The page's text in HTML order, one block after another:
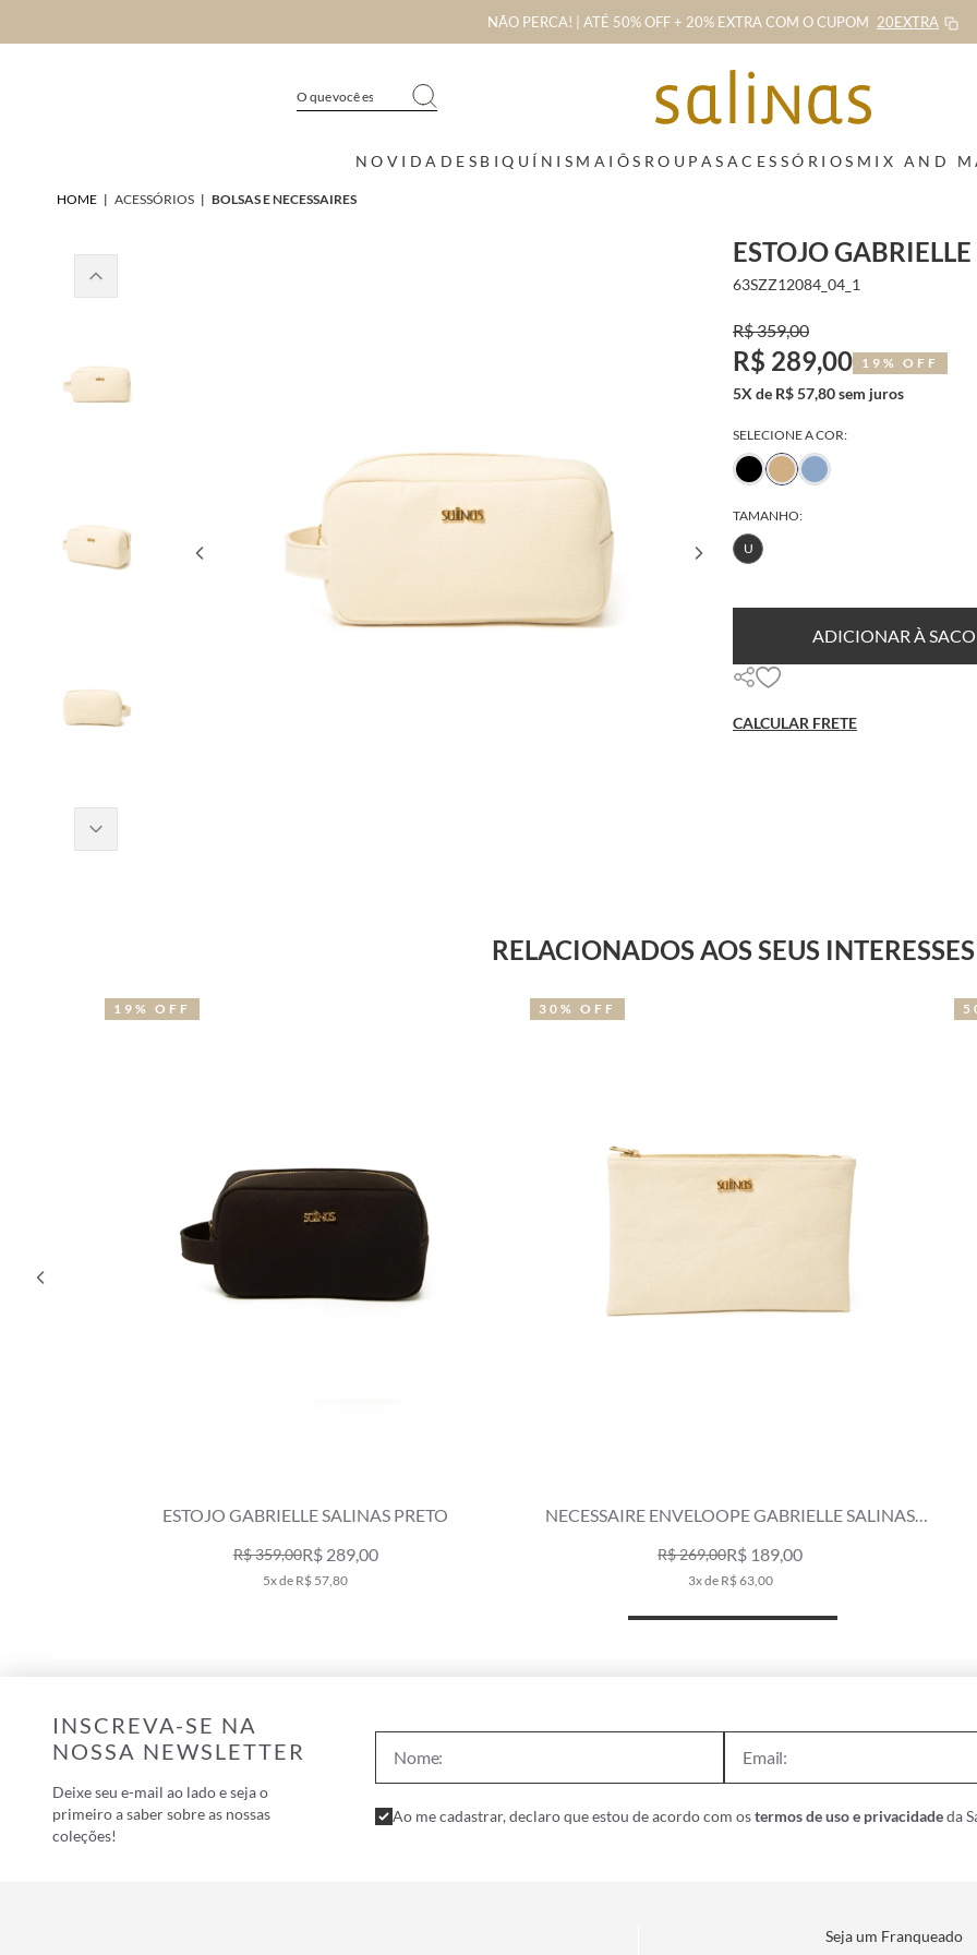
NÃO PERCA! | ATÉ 50% OFF + 20% EXTRA COM O CUPOM 20EXTRA
NOVIDADES BIQUÍNIS MAIÔS ROUPAS ACESSÓRIOS MIX AND
HOME | ACESSÓRIOS | BOLSAS E NECESSAIRES
ESTOJO
63SZZ12084_04_1
R$ 359,00
R$ 289,00 19% OFF
5X de R$ 57,80 sem juros
SELECIONE A COR:
TAMANHO:
U
ADICIONAR À
CALCULAR FRETE
RELACIONADOS AOS SEUS INTERESSES
ESTOJO GABRIELLE SALINAS PRETO
R$ 359,00R$ 289,00
5x de R$ 57,80
19% OFF
NECESSAIRE ENVELOOPE GABRIELLE SALINAS
R$ 269,00R$ 189,00
3x de R$ 63,00
30% OFF
INSCREVA-SE NA
NOSSA NEWSLETTER
Deixe seu e-mail ao lado e seja o
primeiro a saber sobre as nossas
coleções!
Ao me cadastrar, declaro que estou de acordo com ostermos de uso e privacidadeda
Seja um Franqueado